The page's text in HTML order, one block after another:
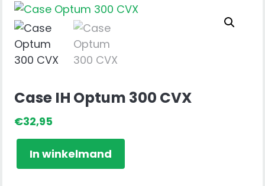
Case IH Optum 300 CVX
€32,95
In winkelmand